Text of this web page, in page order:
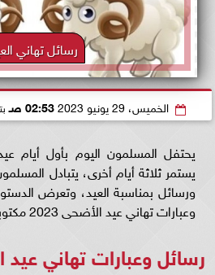
رسائل تهاني
الخميس، 29 يونيو 2023 02:53 صـ
يحتفل المسلمون اليوم بأول أيام
يستمر ثلاثة أيام أخرى، يتبادل
ورسائل بمناسبة العيد، وتعرض
وعبارات تهاني عيد الأضحى 2023 مكتوبة.
رسائل وعبارات تهاني عيد